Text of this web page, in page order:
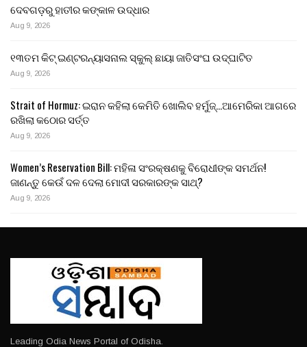
ଦେବଗଡ଼ରୁ ହାତୀର କଙ୍କାଳ ଉଦ୍ଧାର
Aug 9, 2026
୧୩ତମ କିଟ୍ ଇଣ୍ଟରନ୍ୟାସନାଲ ସ୍କୁଲ୍ ଛାୟା ଜାତିସଂଘ ଉଦ୍‍ଘାଟିତ
Aug 9, 2026
Strait of Hormuz: ଇରାନ କହିଲା କେମିତି ଖୋଲିବ ହର୍ମୁଜ୍…ଆମେରିକା ଆଗରେ
ରଖିଲା କଠୋର ସର୍ତ୍ତ
Aug 9, 2026
Women’s Reservation Bill: ମହିଳା ସଂରକ୍ଷଣକୁ ବିରୋଧୀଙ୍କ ସମର୍ଥନ!
ଜାଣନ୍ତୁ କେଉଁ ଦଳ ଦେଲା ମୋଦୀ ସରକାରଙ୍କ ସାଥ୍?
Aug 9, 2026
Leading Odia News Portal of Odisha.